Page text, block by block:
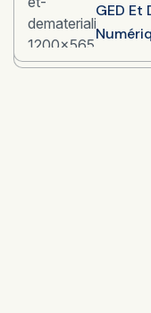
GED Et